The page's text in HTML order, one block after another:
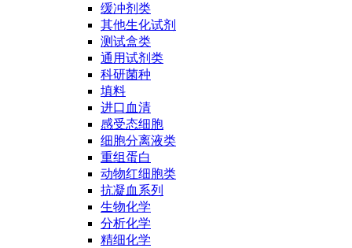
缓冲剂类
其他生化试剂
测试盒类
通用试剂类
科研菌种
填料
进口血清
感受态细胞
细胞分离液类
重组蛋白
动物红细胞类
抗凝血系列
生物化学
分析化学
精细化学